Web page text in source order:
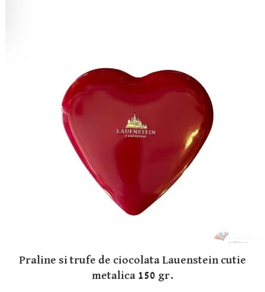
Praline si trufe de ciocolata Lauenstein cutie
metalica 150 gr.